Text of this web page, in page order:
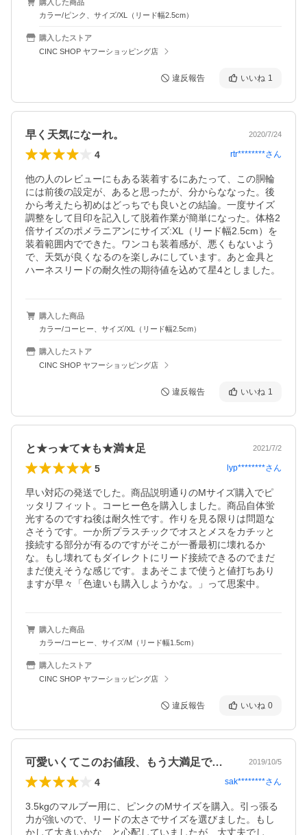
購入した商品
カラー/ピンク、サイズ/XL（リード幅2.5cm）
購入したストア
CINC SHOP ヤフーショッピング店
違反報告 いいね 1
早く天気になーれ。 2020/7/24
4 rtr********さん
他の人のレビューにもある装着するにあたって、この胴輪
には前後の設定が、あると思ったが、分からななった。後
から考えたら初めはどっちでも良いとの結論。一度サイズ
調整をして目印を記入して脱着作業が簡単になった。体格2
倍サイズのポメラニアンにサイズ:XL（リード幅2.5cm）を
装着範囲内でできた。ワンコも装着感が、悪くもないよう
で、天気が良くなるのを楽しみにしています。あと金具と
ハーネスリードの耐久性の期待値を込めて星4としました。
購入した商品
カラー/コーヒー、サイズ/XL（リード幅2.5cm）
購入したストア
CINC SHOP ヤフーショッピング店
違反報告 いいね 1
と★っ★て★も★満★足 2021/7/2
5 lyp********さん
早い対応の発送でした。商品説明通りのMサイズ購入でピ
ッタリフィット。コーヒー色を購入しました。商品自体蛍
光するのですね後は耐久性です。作りを見る限りは問題な
さそうです。一か所プラスチックでオスとメスをカチッと
接続する部分が有るのですがそこが一番最初に壊れるか
な。もし壊れてもダイレクトにリード接続できるのでまだ
まだ使えそうな感じです。まあそこまで使うと値打ちあり
ますが早々「色違いも購入しようかな。」って思案中。
購入した商品
カラー/コーヒー、サイズ/M（リード幅1.5cm）
購入したストア
CINC SHOP ヤフーショッピング店
違反報告 いいね 0
可愛いくてこのお値段、もう大満足です！ 2019/10/5
4 sak********さん
3.5kgのマルブー用に、ピンクのMサイズを購入。引っ張る
力が強いので、リードの太さでサイズを選びました。もし
かして大きいかな、と心配していましたが、大丈夫でし